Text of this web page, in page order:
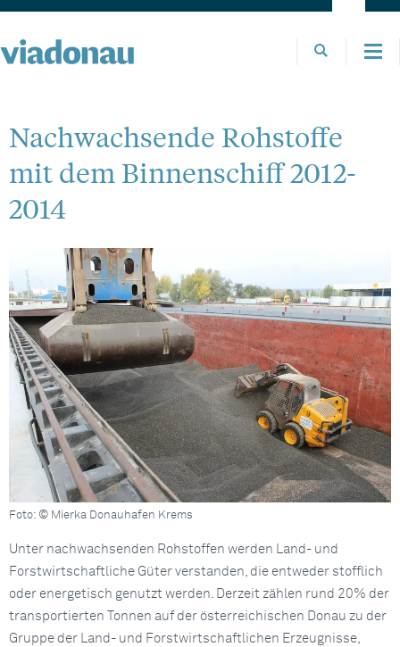
Nachwachsende Rohstoffe
mit dem Binnenschiff 2012-
2014
Foto: © Mierka Donauhafen Krems
Unter nachwachsenden Rohstoffen werden Land- und
Forstwirtschaftliche Güter verstanden, die entweder stofflich
oder energetisch genutzt werden. Derzeit zählen rund 20% der
transportierten Tonnen auf der österreichischen Donau zu der
Gruppe der Land- und Forstwirtschaftlichen Erzeugnisse,